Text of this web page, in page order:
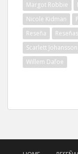
Margot Robbie
Nicole Kidman
Reseña
Reseñas
Scarlett Johansson
Willem Dafoe